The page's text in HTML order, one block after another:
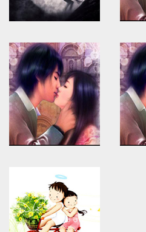
Warning: Use of undefined
constant article_topic -
assumed 'article_topic' (this
will throw an Error in a future
version of PHP) in
/home/keedkean/domains/
on line534
Hospitality provided by Vip
Bazaar Escorts
will
/home/
Some
Kolkata
constant article_topic -
assumed 'article_topic' (this
will throw an Error in a future
version of PHP) in
/home/keedkean/domains/